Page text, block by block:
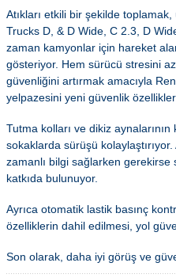
Atıkları etkili bir şekilde
Trucks D, & D Wide, C 2.3, D
zaman kamyonlar için hareket
gösteriyor. Hem sürücü stresini
güvenliğini artırmak amacıyla
yelpazesini yeni güvenlik
Tutma kolları ve dikiz
sokaklarda sürüşü
zamanlı bilgi sağlarken
katkıda bulunuyor.
Ayrıca otomatik lastik basınç
özelliklerin dahil edilmesi, yol
Son olarak, daha iyi görüş ve